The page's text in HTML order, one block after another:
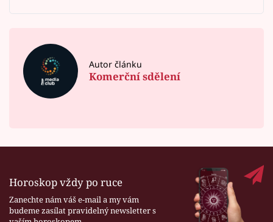
Autor článku
Komerční sdělení
Horoskop vždy po ruce
Zanechte nám váš e-mail a my vám
budeme zasílat pravidelný newsletter s